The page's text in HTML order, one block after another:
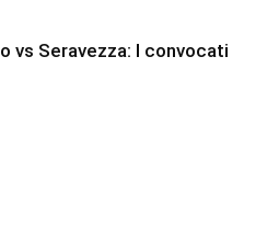
vs Seravezza: I convocati